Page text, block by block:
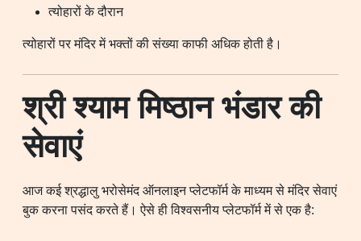
त्योहारों के दौरान
त्योहारों पर मंदिर में भक्तों की संख्या काफी अधिक होती है।
श्री श्याम मिष्ठान भंडार की
सेवाएं
आज कई श्रद्धालु भरोसेमंद ऑनलाइन प्लेटफॉर्म के माध्यम से मंदिर सेवाएं
बुक करना पसंद करते हैं। ऐसे ही विश्वसनीय प्लेटफॉर्म में से एक है: